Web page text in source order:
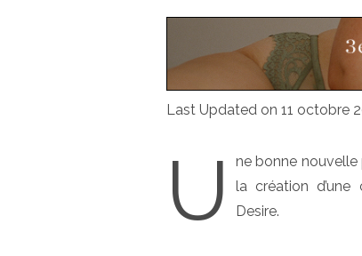
Last Updated on 11 octobre
U
ne bonne nouvelle
la création
Desire.